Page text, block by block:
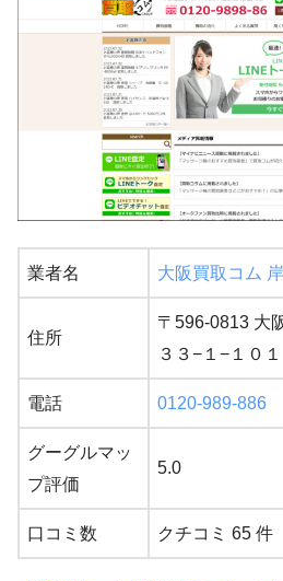
業者名 大阪買取コム
住所
〒596-0813 大
３３−１−１０１
電話 0120-989-886
グーグルマッ
プ評価
5.0
口コミ数 クチコミ 65 件